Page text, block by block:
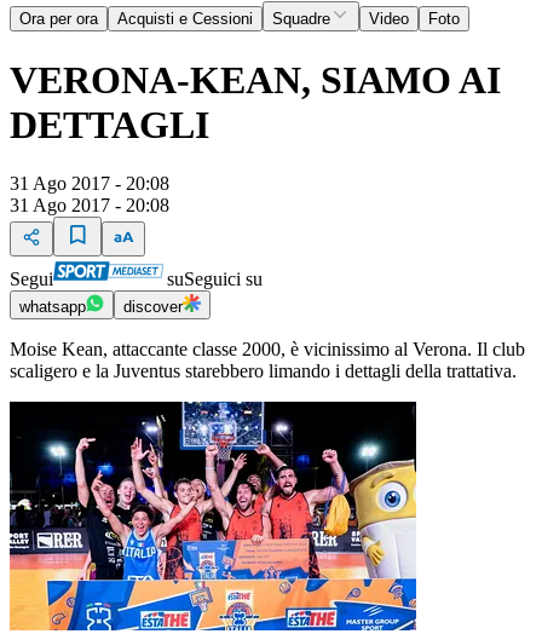
Ora per ora Acquisti e Cessioni Squadre Video Foto
VERONA-KEAN, SIAMO AI
DETTAGLI
31 Ago 2017 - 20:08
31 Ago 2017 - 20:08
Segui suSeguici su
whatsapp discover
Moise Kean, attaccante classe 2000, è vicinissimo al Verona. Il club
scaligero e la Juventus starebbero limando i dettagli della trattativa.